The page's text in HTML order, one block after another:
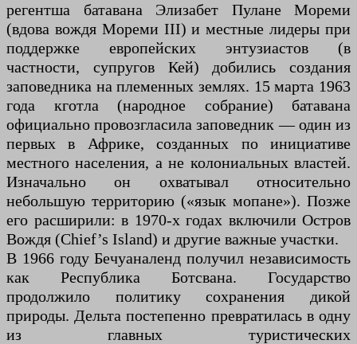
регентша батавана Элизабет Пулане Мореми
(вдова вождя Мореми III) и местные лидеры при
поддержке европейских энтузиастов (в
частности, супругов Кей) добились создания
заповедника на племенных землях. 15 марта 1963
года кготла (народное собрание) батавана
официально провозгласила заповедник — один из
первых в Африке, созданных по инициативе
местного населения, а не колониальных властей.
Изначально он охватывал относительно
небольшую территорию («язык мопане»). Позже
его расширили: в 1970-х годах включили Остров
Вождя (Chief’s Island) и другие важные участки.
В 1966 году Бечуаналенд получил независимость
как Республика Ботсвана. Государство
продолжило политику сохранения дикой
природы. Дельта постепенно превратилась в одну
из главных туристических